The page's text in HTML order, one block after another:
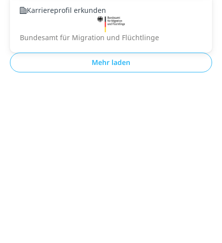
Karriereprofil erkunden
Bundesamt für Migration und Flüchtlinge
Mehr laden